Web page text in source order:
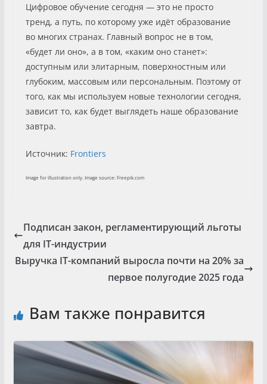
Цифровое обучение сегодня — это не просто
тренд, а путь, по которому уже идёт образование
во многих странах. Главный вопрос не в том,
«будет ли оно», а в том, «каким оно станет»:
доступным или элитарным, поверхностным или
глубоким, массовым или персональным. Поэтому от
того, как мы используем новые технологии сегодня,
зависит то, как будет выглядеть наше образование
завтра.
Источник: Frontiers
Image for illustration only. Image source: Freepik.com
Подписан закон, регламентирующий льготы
для IT-индустрии
Выручка IT-компаний выросла почти на 20% за
первое полугодие 2025 года
Вам также понравится